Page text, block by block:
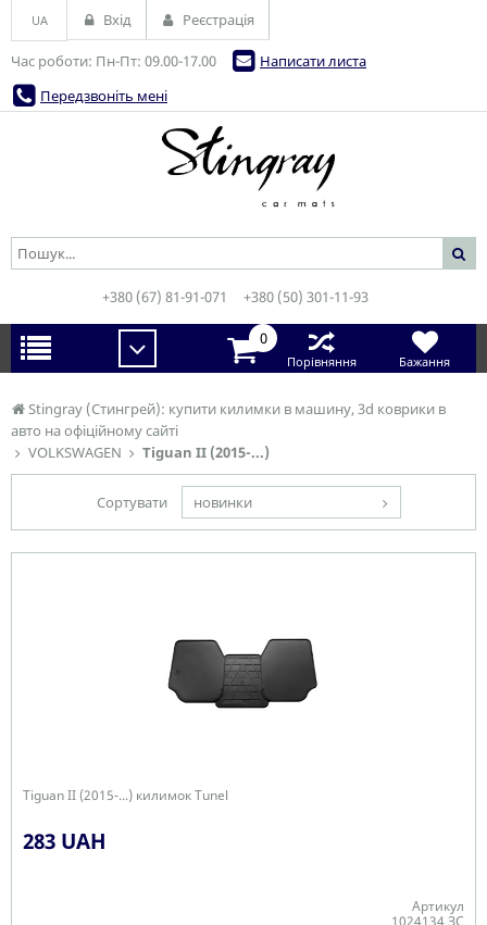
Stingray (Стингрей): купити килимки в машину, 3d коврики в
авто на офіційному сайті
VOLKSWAGEN
Tiguan II (2015-...)
Сортувати новинки
Tiguan II (2015-...) килимок Tunel
283 UAH
Артикул
1024134 ЗС
Час роботи: Пн-Пт: 09.00-17.00
Написати листа
Передзвоніть мені
UA Вхід Реєстрація
+380 (67) 81-91-071 +380 (50) 301-11-93
0
Порівняння Бажання